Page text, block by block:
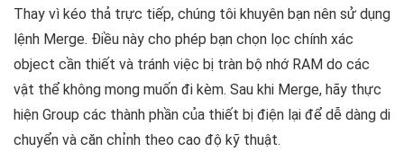
Thay vì kéo thả trực tiếp, chúng tôi khuyên bạn nên sử dụng
lệnh Merge. Điều này cho phép bạn chọn lọc chính xác
object cần thiết và tránh việc bị tràn bộ nhớ RAM do các
vật thể không mong muốn đi kèm. Sau khi Merge, hãy thực
hiện Group các thành phần của thiết bị điện lại để dễ dàng di
chuyển và căn chỉnh theo cao độ kỹ thuật.